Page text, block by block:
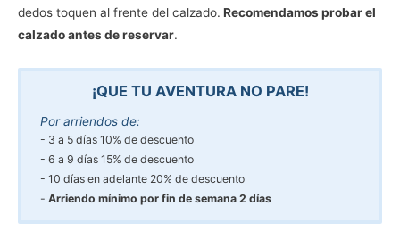
dedos toquen al frente del calzado. Recomendamos probar el
calzado antes de reservar.
¡QUE TU AVENTURA NO PARE!
Por arriendos de:
3 a 5 días 10% de descuento
6 a 9 días 15% de descuento
10 días en adelante 20% de descuento
Arriendo mínimo por fin de semana 2 días